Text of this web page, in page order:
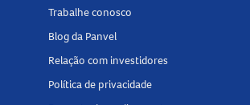
Trabalhe conosco
Blog da Panvel
Relação com investidores
Política de privacidade